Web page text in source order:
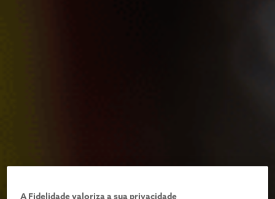
A Fidelidade valoriza a sua privacidade